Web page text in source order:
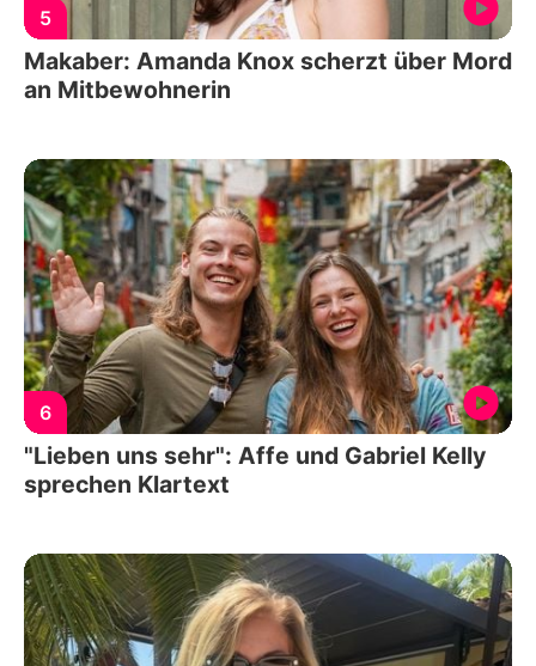
5
Makaber: Amanda Knox scherzt über Mord
an Mitbewohnerin
6
"Lieben uns sehr": Affe und Gabriel Kelly
sprechen Klartext